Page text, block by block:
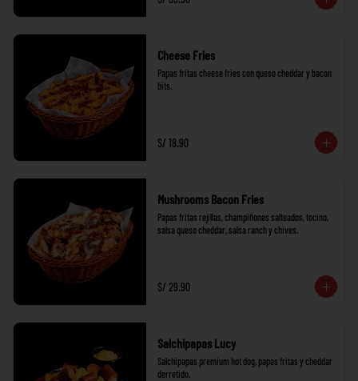
Cheese Fries
Papas fritas cheese fries con queso cheddar y bacon
bits.
S/ 18.90
Mushrooms Bacon Fries
Papas fritas rejillas, champiñones salteados, tocino,
salsa queso cheddar, salsa ranch y chives.
S/ 29.90
Salchipapas Lucy
Salchipapas premium hot dog, papas fritas y cheddar
derretido.